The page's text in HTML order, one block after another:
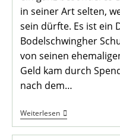
in seiner Art selten,
sein dürfte. Es ist ein
Bodelschwingher
von seinen
Geld kam durch
nach dem…
WeiterlesenIn
Bodelschwingh